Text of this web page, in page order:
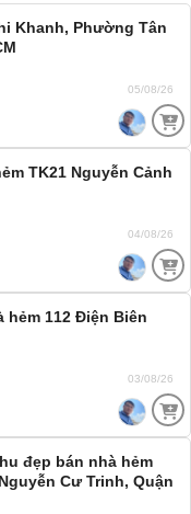
Khanh, Phường Tân
05/08/26
TK21 Nguyễn Cảnh
04/08/26
hẻm 112 Điện Biên
03/08/26
đẹp bán nhà hẻm
Cư Trinh, Quận